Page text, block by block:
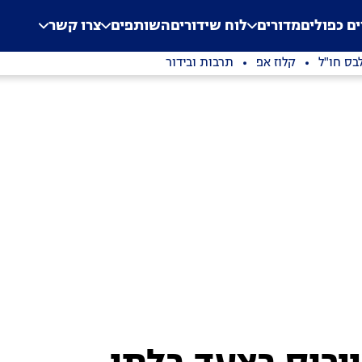
Application error: a
. כפוליםמדורים לוח שידוריםהשותפים צרו קשר
חו"ל קלוז אפ תרבות ובידור